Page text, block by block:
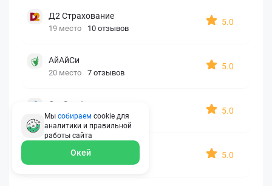
Д2 Страхование
19 место 10 отзывов
5.0
АйАйСи
20 место 7 отзывов
5.0
OxySport
21 место 6 отзывов
5.0
ERGO AXA
5.0
Мы собираем cookie для
аналитики и правильной
работы сайта
Окей